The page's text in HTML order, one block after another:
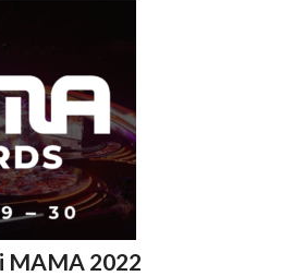
MAMA 2022